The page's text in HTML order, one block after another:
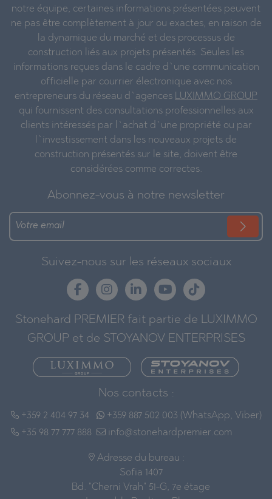
notre équipe, certaines informations présentées peuvent
ne pas être complètement à jour ou exactes, en raison de
la dynamique du marché et des processus de
construction liés aux projets présentés. Seules les
informations reçues dans le cadre d`une communication
officielle par courrier électronique avec nos
entrepreneurs du réseau d`agences LUXIMMO GROUP
qui fournissent des consultations professionnelles aux
clients intéressés par l`achat d`une propriété ou par
l`investissement dans les nouveaux projets de
construction présentés sur le site, doivent être
considérées comme correctes.
Abonnez-vous à notre newsletter
Suivez-nous sur les réseaux sociaux
Stonehard PREMIER fait partie de LUXIMMO
GROUP et de STOYANOV ENTERPRISES
Nos contacts :
+359 2 404 97 34
+35 98 77 777 888
+359 887 502 003 (WhatsApp, Viber)
info@stonehardpremier.com
Adresse du bureau :
Sofia 1407
Bd. "Cherni Vrah" 51-G, 7e étage